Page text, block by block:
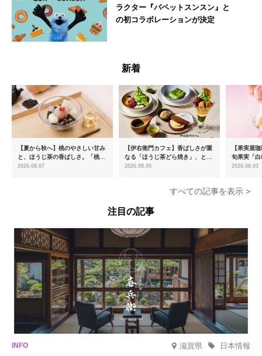
ラクター『パペットスンスン』と
の初コラボレーションが決定
新着
【夏から秋へ】桃のやさしい甘み
と、ほうじ茶の香ばしさ。「桃と
ほうじ茶のあんみつ」を8月中旬
2026.08.07
【伊右衛門カフェ】香ばしさが重
なる「ほうじ茶どら焼き」、とろ
ける「宇治抹茶ティラミス」が新
2026.08.05
【果実屋
旬果実「
限定販売
2026.08.03
すべての記事を表示 >
注目の記事
滋賀県 日本情報